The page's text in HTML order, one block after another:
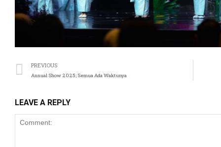
PREVIOUS
Annual Show 2025; Semua Ada Waktunya
LEAVE A REPLY